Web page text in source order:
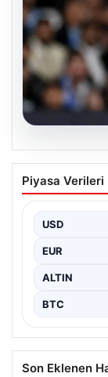
05.08.2026
Pressajı:
Yüzde Yüz
Galatasaray,
orta saha
Piyasa Verileri
USD
EUR
ALTIN
BTC
Son Eklenen